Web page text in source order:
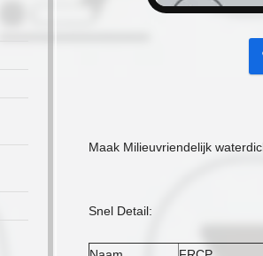
Maak Milieuvriendelijk
Snel Detail: